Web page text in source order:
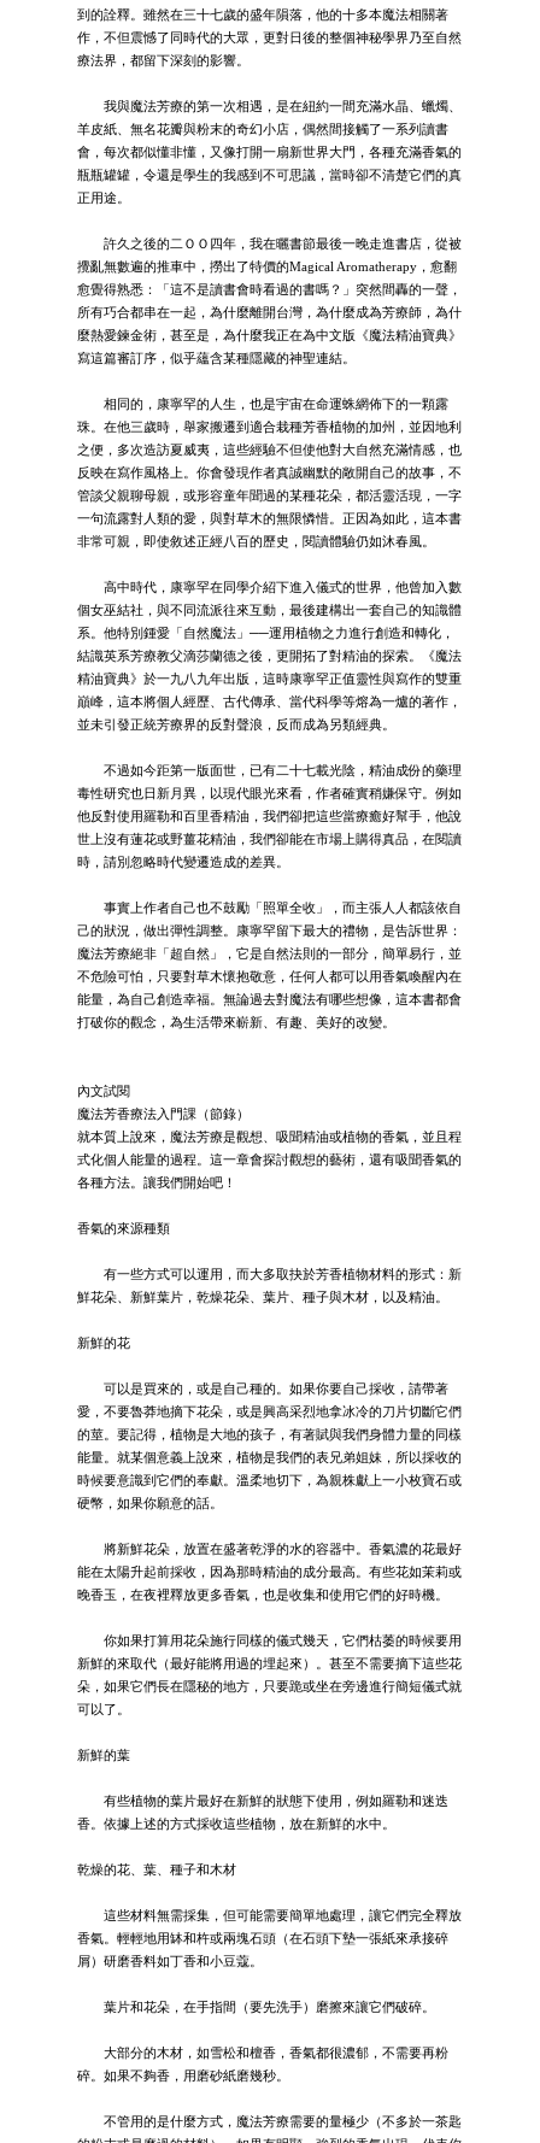
到的詮釋。雖然在三十七歲的盛年隕落，他的十多本魔法相關著
作，不但震憾了同時代的大眾，更對日後的整個神秘學界乃至自然
療法界，都留下深刻的影響。
我與魔法芳療的第一次相遇，是在紐約一間充滿水晶、蠟燭、
羊皮紙、無名花瓣與粉末的奇幻小店，偶然間接觸了一系列讀書
會，每次都似懂非懂，又像打開一扇新世界大門，各種充滿香氣的
瓶瓶罐罐，令還是學生的我感到不可思議，當時卻不清楚它們的真
正用途。
許久之後的二ＯＯ四年，我在曬書節最後一晚走進書店，從被
攪亂無數遍的推車中，撈出了特價的Magical Aromatherapy，愈翻
愈覺得熟悉：「這不是讀書會時看過的書嗎？」突然間轟的一聲，
所有巧合都串在一起，為什麼離開台灣，為什麼成為芳療師，為什
麼熱愛鍊金術，甚至是，為什麼我正在為中文版《魔法精油寶典》
寫這篇審訂序，似乎蘊含某種隱藏的神聖連結。
相同的，康寧罕的人生，也是宇宙在命運蛛網佈下的一顆露
珠。在他三歲時，舉家搬遷到適合栽種芳香植物的加州，並因地利
之便，多次造訪夏威夷，這些經驗不但使他對大自然充滿情感，也
反映在寫作風格上。你會發現作者真誠幽默的敞開自己的故事，不
管談父親聊母親，或形容童年聞過的某種花朵，都活靈活現，一字
一句流露對人類的愛，與對草木的無限憐惜。正因為如此，這本書
非常可親，即使敘述正經八百的歷史，閱讀體驗仍如沐春風。
高中時代，康寧罕在同學介紹下進入儀式的世界，他曾加入數
個女巫結社，與不同流派往來互動，最後建構出一套自己的知識體
系。他特別鍾愛「自然魔法」──運用植物之力進行創造和轉化，
結識英系芳療教父滴莎蘭德之後，更開拓了對精油的探索。《魔法
精油寶典》於一九八九年出版，這時康寧罕正值靈性與寫作的雙重
巔峰，這本將個人經歷、古代傳承、當代科學等熔為一爐的著作，
並未引發正統芳療界的反對聲浪，反而成為另類經典。
不過如今距第一版面世，已有二十七載光陰，精油成份的藥理
毒性研究也日新月異，以現代眼光來看，作者確實稍嫌保守。例如
他反對使用羅勒和百里香精油，我們卻把這些當療癒好幫手，他說
世上沒有蓮花或野薑花精油，我們卻能在市場上購得真品，在閱讀
時，請別忽略時代變遷造成的差異。
事實上作者自己也不鼓勵「照單全收」，而主張人人都該依自
己的狀況，做出彈性調整。康寧罕留下最大的禮物，是告訴世界：
魔法芳療絕非「超自然」，它是自然法則的一部分，簡單易行，並
不危險可怕，只要對草木懷抱敬意，任何人都可以用香氣喚醒內在
能量，為自己創造幸福。無論過去對魔法有哪些想像，這本書都會
打破你的觀念，為生活帶來嶄新、有趣、美好的改變。
內文試閱
魔法芳香療法入門課（節錄）
就本質上說來，魔法芳療是觀想、吸聞精油或植物的香氣，並且程
式化個人能量的過程。這一章會探討觀想的藝術，還有吸聞香氣的
各種方法。讓我們開始吧！
香氣的來源種類
有一些方式可以運用，而大多取抉於芳香植物材料的形式：新
鮮花朵、新鮮葉片，乾燥花朵、葉片、種子與木材，以及精油。
新鮮的花
可以是買來的，或是自己種的。如果你要自己採收，請帶著
愛，不要魯莽地摘下花朵，或是興高采烈地拿冰冷的刀片切斷它們
的莖。要記得，植物是大地的孩子，有著賦與我們身體力量的同樣
能量。就某個意義上說來，植物是我們的表兄弟姐妹，所以採收的
時候要意識到它們的奉獻。溫柔地切下，為親株獻上一小枚寶石或
硬幣，如果你願意的話。
將新鮮花朵，放置在盛著乾淨的水的容器中。香氣濃的花最好
能在太陽升起前採收，因為那時精油的成分最高。有些花如茉莉或
晚香玉，在夜裡釋放更多香氣，也是收集和使用它們的好時機。
你如果打算用花朵施行同樣的儀式幾天，它們枯萎的時候要用
新鮮的來取代（最好能將用過的埋起來）。甚至不需要摘下這些花
朵，如果它們長在隱秘的地方，只要跪或坐在旁邊進行簡短儀式就
可以了。
新鮮的葉
有些植物的葉片最好在新鮮的狀態下使用，例如羅勒和迷迭
香。依據上述的方式採收這些植物，放在新鮮的水中。
乾燥的花、葉、種子和木材
這些材料無需採集，但可能需要簡單地處理，讓它們完全釋放
香氣。輕輕地用缽和杵或兩塊石頭（在石頭下墊一張紙來承接碎
屑）研磨香料如丁香和小豆蔻。
葉片和花朵，在手指間（要先洗手）磨擦來讓它們破碎。
大部分的木材，如雪松和檀香，香氣都很濃郁，不需要再粉
碎。如果不夠香，用磨砂紙磨幾秒。
不管用的是什麼方式，魔法芳療需要的量極少（不多於一茶匙